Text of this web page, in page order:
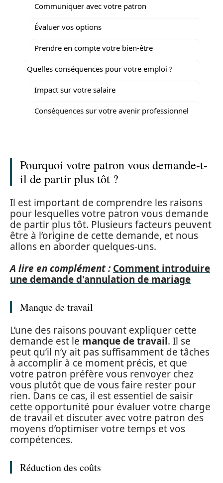
Communiquer avec votre patron
Évaluer vos options
Prendre en compte votre bien-être
Quelles conséquences pour votre emploi ?
Impact sur votre salaire
Conséquences sur votre avenir professionnel
Pourquoi votre patron vous demande-t-
il de partir plus tôt ?
Il est important de comprendre les raisons
pour lesquelles votre patron vous demande
de partir plus tôt. Plusieurs facteurs peuvent
être à l’origine de cette demande, et nous
allons en aborder quelques-uns.
A lire en complément : Comment introduire
une demande d'annulation de mariage
Manque de travail
L’une des raisons pouvant expliquer cette
demande est le manque de travail. Il se
peut qu’il n’y ait pas suffisamment de tâches
à accomplir à ce moment précis, et que
votre patron préfère vous renvoyer chez
vous plutôt que de vous faire rester pour
rien. Dans ce cas, il est essentiel de saisir
cette opportunité pour évaluer votre charge
de travail et discuter avec votre patron des
moyens d’optimiser votre temps et vos
compétences.
Réduction des coûts